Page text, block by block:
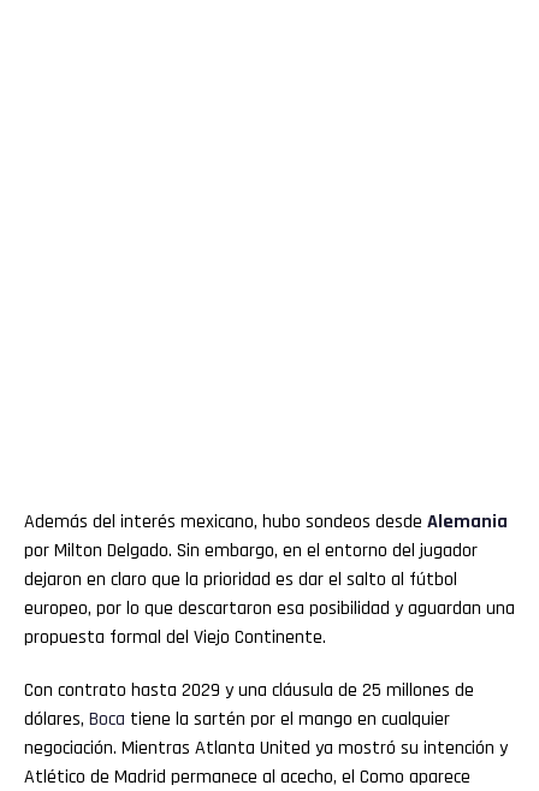
Además del interés mexicano, hubo sondeos desde Alemania
por Milton Delgado. Sin embargo, en el entorno del jugador
dejaron en claro que la prioridad es dar el salto al fútbol
europeo, por lo que descartaron esa posibilidad y aguardan una
propuesta formal del Viejo Continente.
Con contrato hasta 2029 y una cláusula de 25 millones de
dólares, Boca tiene la sartén por el mango en cualquier
negociación. Mientras Atlanta United ya mostró su intención y
Atlético de Madrid permanece al acecho, el Como aparece